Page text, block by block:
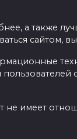
а также
сайтом,
не имеет